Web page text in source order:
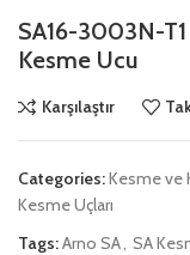
SA16-3003N-
Kesme Ucu
Karşılaştır
Categories:Kesme ve
Kesme Uçları
Tags:Arno SA SA